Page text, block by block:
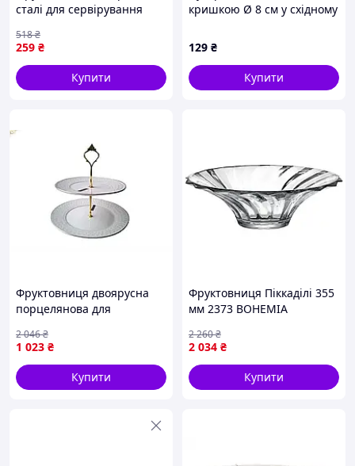
сталі для сервірування
DD10-Z049 ТМ ZAUBERG
259 ₴
518₴
Купити
кришкою Ø 8 см у східному
129 ₴
Купити
Фруктовниця двоярусна
порцелянова для
фруктів Снігова королева
ТМ INTEROS
1 023 ₴
2 046₴
Купити
Фруктовниця Піккаділі 355
мм 2373 BOHEMIA
2 034 ₴
2 260₴
Купити